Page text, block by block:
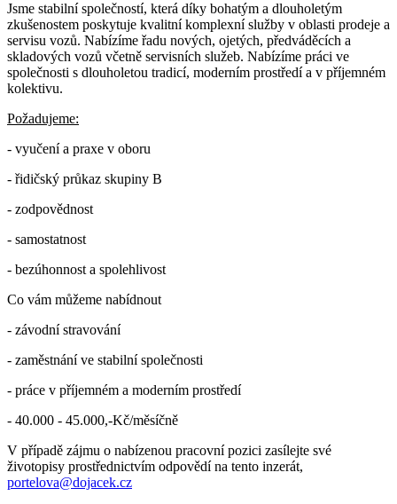
Jsme stabilní společností, která díky bohatým a dlouholetým
zkušenostem poskytuje kvalitní komplexní služby v oblasti prodeje a
servisu vozů. Nabízíme řadu nových, ojetých, předváděcích a
skladových vozů včetně servisních služeb. Nabízíme práci ve
společnosti s dlouholetou tradicí, moderním prostředí a v příjemném
kolektivu.
Požadujeme:
- vyučení a praxe v oboru
- řidičský průkaz skupiny B
- zodpovědnost
- samostatnost
- bezúhonnost a spolehlivost
Co vám můžeme nabídnout
- závodní stravování
- zaměstnání ve stabilní společnosti
- práce v příjemném a moderním prostředí
- 40.000 - 45.000,-Kč/měsíčně
V případě zájmu o nabízenou pracovní pozici zasílejte své
životopisy prostřednictvím odpovědí na tento inzerát,
portelova@dojacek.cz